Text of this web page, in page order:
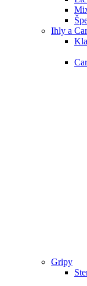
Ihly a
Gripy